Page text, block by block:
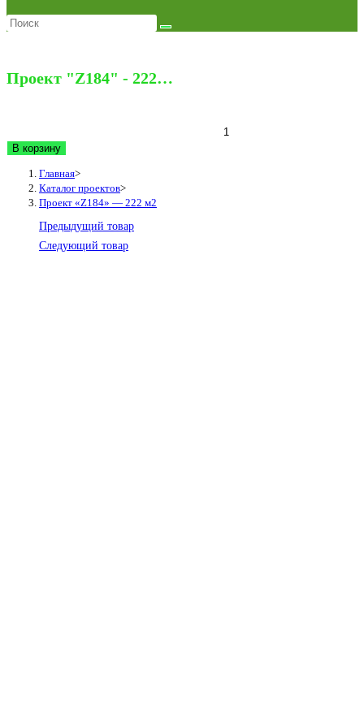
Проект "Z184" - 222…
В корзину
Главная>
Каталог проектов>
Проект «Z184» — 222 м2
Предыдущий товар
Следующий товар